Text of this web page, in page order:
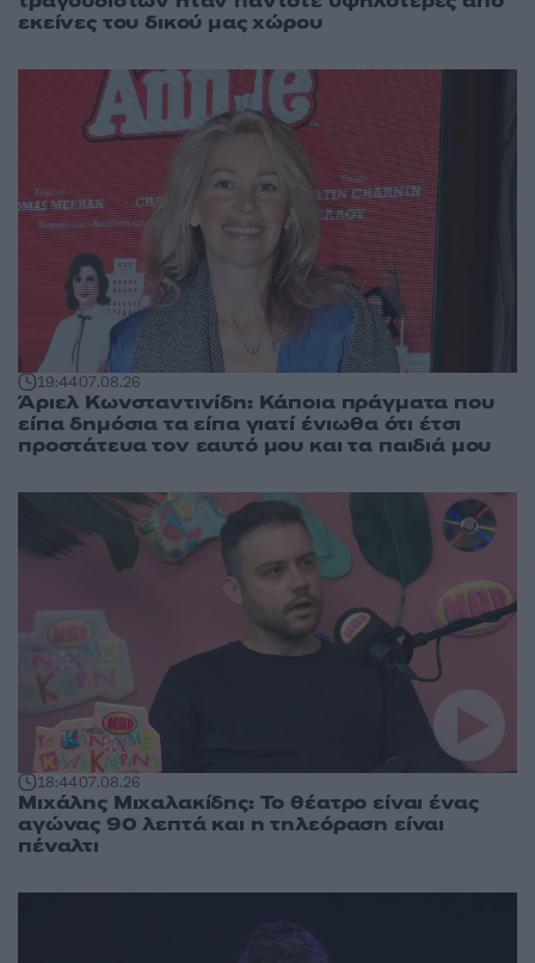
εκείνες του δικού μας χώρου
19:4407.08.26
Άριελ Κωνσταντινίδη: Κάποια πράγματα που
είπα δημόσια τα είπα γιατί ένιωθα ότι έτσι
προστάτευα τον εαυτό μου και τα παιδιά μου
18:4407.08.26
Μιχάλης Μιχαλακίδης: Το θέατρο είναι ένας
αγώνας 90 λεπτά και η τηλεόραση είναι
πέναλτι